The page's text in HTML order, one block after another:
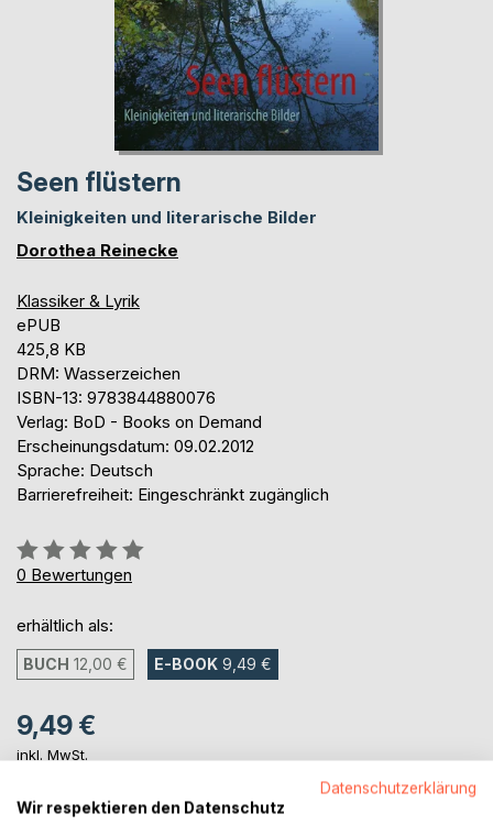
Seen flüstern
Kleinigkeiten und literarische Bilder
Dorothea Reinecke
Klassiker & Lyrik
ePUB
425,8 KB
DRM: Wasserzeichen
ISBN-13: 9783844880076
Verlag: BoD - Books on Demand
Erscheinungsdatum: 09.02.2012
Sprache: Deutsch
Barrierefreiheit: Eingeschränkt zugänglich
Bewertung::
0%
0 Bewertungen
erhältlich als:
BUCH 12,00 € E-BOOK 9,49 €
9,49 €
inkl. MwSt.
Datenschutzerklärung
Wir respektieren den Datenschutz